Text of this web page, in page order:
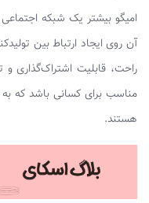
امیگو بیشتر یک شبکه
آن روی ایجاد ارتباط بین
راحت، قابلیت اشتراک‌گذاری
مناسب برای کسانی باشد که
هستند.